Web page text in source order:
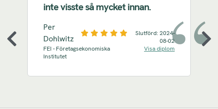
inte visste så mycket innan.
Per
Dohlwitz
FEI - Företagsekonomiska
Institutet
Slutförd: 2024-
08-02
Visa diplom